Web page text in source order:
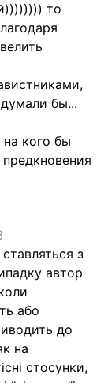
то
бы...
кого бы
з
автор
або
до
на
стосунки,